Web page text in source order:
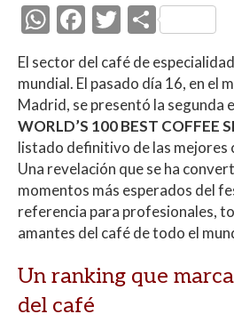
W
h
at
s
A
p
p
F
ac
e
b
o
o
k
T
w
itt
er
C
m
p
ar
ti
r
El sector del café de
mundial. El pasado día 16, en el
Madrid, se presentó la segunda
WORLD’S 100 BEST COFFEE
listado definitivo de las mejores
Una revelación que se ha
momentos más esperados del
referencia para profesionales,
amantes del café de todo el
Un ranking que
del café